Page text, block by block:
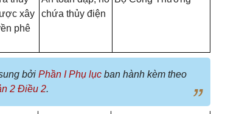
xây
phê
chứa thủy điện
bởi Phần I Phụ lục ban hành kèm theo
2 Điều 2.